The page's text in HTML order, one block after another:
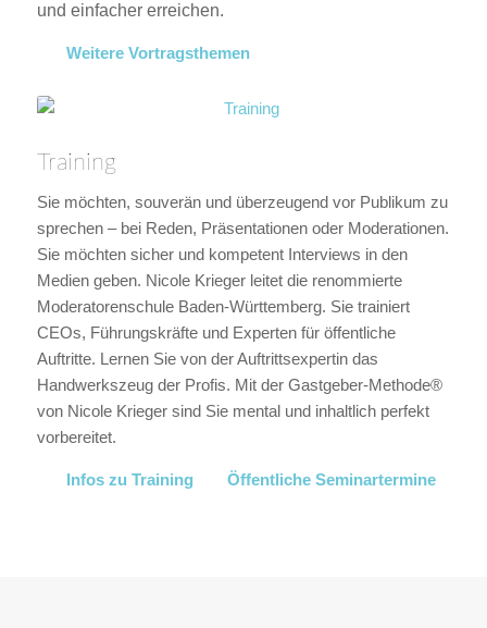
und einfacher erreichen.
Weitere Vortragsthemen
Training
Sie möchten, souverän und überzeugend vor Publikum zu
sprechen – bei Reden, Präsentationen oder Moderationen.
Sie möchten sicher und kompetent Interviews in den
Medien geben. Nicole Krieger leitet die renommierte
Moderatorenschule Baden-Württemberg. Sie trainiert
CEOs, Führungskräfte und Experten für öffentliche
Auftritte. Lernen Sie von der Auftrittsexpertin das
Handwerkszeug der Profis. Mit der Gastgeber-Methode®
von Nicole Krieger sind Sie mental und inhaltlich perfekt
vorbereitet.
Infos zu Training Öffentliche Seminartermine